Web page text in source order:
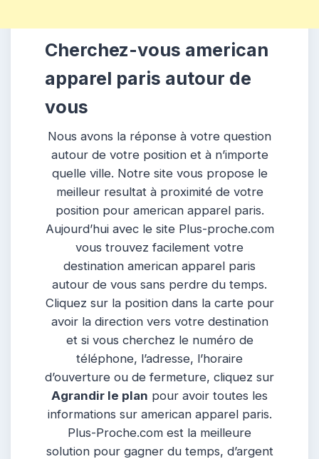
Cherchez-vous american
apparel paris autour de
vous
Nous avons la réponse à votre question
autour de votre position et à n’importe
quelle ville. Notre site vous propose le
meilleur resultat à proximité de votre
position pour american apparel paris.
Aujourd’hui avec le site Plus-proche.com
vous trouvez facilement votre
destination american apparel paris
autour de vous sans perdre du temps.
Cliquez sur la position dans la carte pour
avoir la direction vers votre destination
et si vous cherchez le numéro de
téléphone, l’adresse, l’horaire
d’ouverture ou de fermeture, cliquez sur
Agrandir le plan pour avoir toutes les
informations sur american apparel paris.
Plus-Proche.com est la meilleure
solution pour gagner du temps, d’argent